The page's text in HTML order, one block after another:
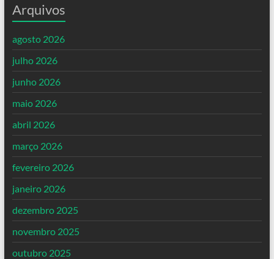
Arquivos
agosto 2026
julho 2026
junho 2026
maio 2026
abril 2026
março 2026
fevereiro 2026
janeiro 2026
dezembro 2025
novembro 2025
outubro 2025